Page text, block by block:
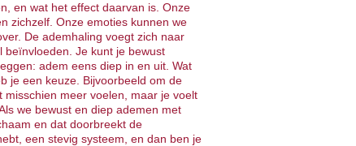
en wat het effect daarvan is. Onze
zichzelf. Onze emoties kunnen we
De ademhaling voegt zich naar
beïnvloeden. Je kunt je bewust
adem eens diep in en uit. Wat
je een keuze. Bijvoorbeeld om de
meer voelen, maar je voelt
we bewust en diep ademen met
en dat doorbreekt de
een stevig systeem, en dan ben je